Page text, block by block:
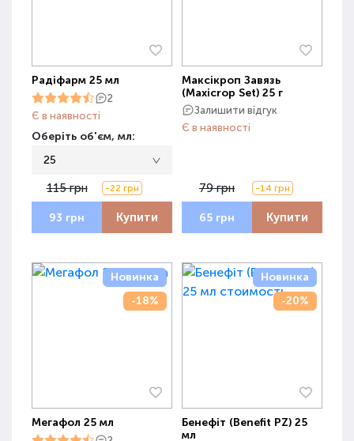
Радіфарм 25 мл
2
Є в наявності
Оберіть об'єм, мл:
25
115 грн -22 грн
93 грн Купити
Максікроп Завязь
(Maxicrop Set) 25 г
Залишити відгук
Є в наявності
79 грн -14 грн
65 грн Купити
Новинка
-18%
Мегафол 25 мл
Новинка
-20%
Бенефіт (Benefit PZ) 25
мл